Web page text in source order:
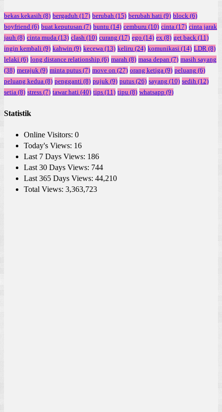
bekas kekasih (8) bergaduh (17) berubah (15) berubah hati (9) block (6)
boyfriend (6) buat keputusan (7) buntu (14) cemburu (10) cinta (17) cinta jarak
jauh (8) cinta muda (13) clash (10) curang (17) ego (14) ex (8) get back (11)
ingin kembali (9) kahwin (9) kecewa (13) keliru (24) komunikasi (14) LDR (8)
lelaki (6) long distance relationship (6) marah (8) masa depan (7) masih sayang
(38) merajuk (9) minta putus (7) move on (27) orang ketiga (9) peluang (6)
peluang kedua (8) pengganti (8) pujuk (9) putus (26) sayang (10) sedih (12)
setia (8) stress (7) tawar hati (40) tips (11) tipu (8) whatsapp (9)
Statistik
Online Visitors: 0
Today's Views: 16
Last 7 Days Views: 186
Last 30 Days Views: 744
Last 365 Days Views: 44,210
Total Views: 3,363,723